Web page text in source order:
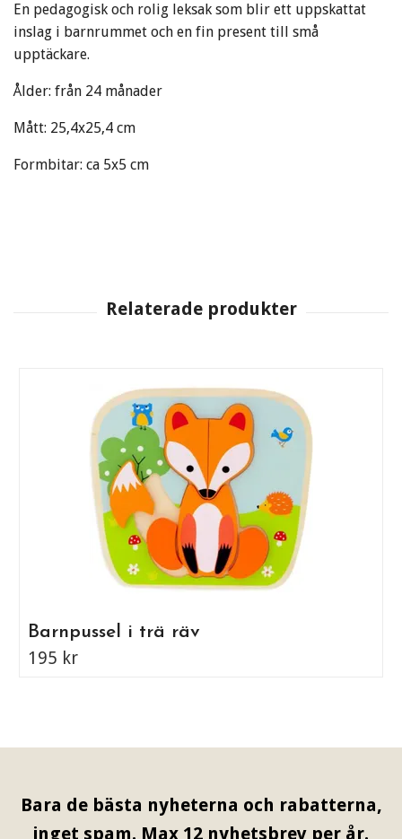
En pedagogisk och rolig leksak som blir ett uppskattat
inslag i barnrummet och en fin present till små
upptäckare.
Ålder: från 24 månader
Mått: 25,4x25,4 cm
Formbitar: ca 5x5 cm
Barnpussel i trä räv
195 kr
Bara de bästa nyheterna och rabatterna,
inget spam. Max 12 nyhetsbrev per år.